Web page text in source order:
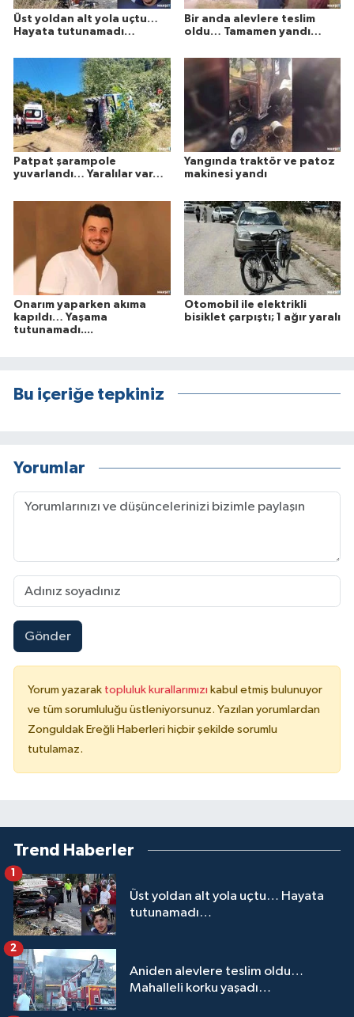
Üst yoldan alt yola uçtu…
Hayata tutunamadı…
Bir anda alevlere teslim
oldu… Tamamen yandı…
Patpat şarampole
yuvarlandı… Yaralılar var…
Yangında traktör ve patoz
makinesi yandı
Onarım yaparken akıma
kapıldı… Yaşama
tutunamadı....
Otomobil ile elektrikli
bisiklet çarpıştı; 1 ağır yaralı
Bu içeriğe tepkiniz
Yorumlar
Gönder
Yorum yazarak topluluk kurallarımızı kabul etmiş bulunuyor
ve tüm sorumluluğu üstleniyorsunuz. Yazılan yorumlardan
Zonguldak Ereğli Haberleri hiçbir şekilde sorumlu
tutulamaz.
Trend Haberler
Üst yoldan alt yola uçtu… Hayata
tutunamadı…
1
Aniden alevlere teslim oldu…
Mahalleli korku yaşadı…
2